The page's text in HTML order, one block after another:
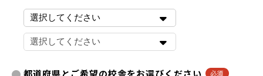
都道府県とご希望の校舎をお選びください